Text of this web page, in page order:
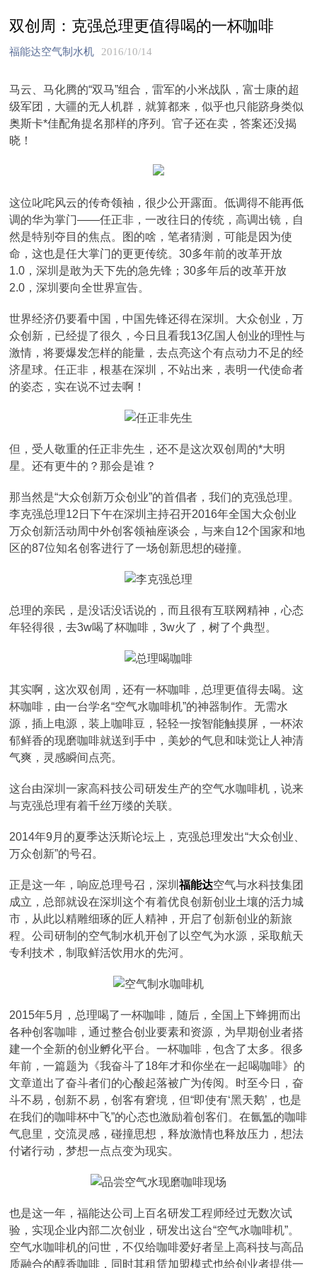
双创周：克强总理更值得喝的一杯咖啡
福能达空气制水机 2016/10/14
马云、马化腾的“双马”组合，雷军的小米战队，富士康的超
级军团，大疆的无人机群，就算都来，似乎也只能跻身类似
奥斯卡*佳配角提名那样的序列。官子还在卖，答案还没揭
晓！
这位叱咤风云的传奇领袖，很少公开露面。低调得不能再低
调的华为掌门——任正非，一改往日的传统，高调出镜，自
然是特别夺目的焦点。图的啥，笔者猜测，可能是因为使
命，这也是任大掌门的更更传统。30多年前的改革开放
1.0，深圳是敢为天下先的急先锋；30多年后的改革开放
2.0，深圳要向全世界宣告。
世界经济仍要看中国，中国先锋还得在深圳。大众创业，万
众创新，已经提了很久，今日且看我13亿国人创业的理性与
激情，将要爆发怎样的能量，去点亮这个有点动力不足的经
济星球。任正非，根基在深圳，不站出来，表明一代使命者
的姿态，实在说不过去啊！
但，受人敬重的任正非先生，还不是这次双创周的*大明
星。还有更牛的？那会是谁？
那当然是“大众创新万众创业”的首倡者，我们的克强总理。
李克强总理12日下午在深圳主持召开2016年全国大众创业
万众创新活动周中外创客领袖座谈会，与来自12个国家和地
区的87位知名创客进行了一场创新思想的碰撞。
总理的亲民，是没话没话说的，而且很有互联网精神，心态
年轻得很，去3w喝了杯咖啡，3w火了，树了个典型。
其实啊，这次双创周，还有一杯咖啡，总理更值得去喝。这
杯咖啡，由一台学名“空气水咖啡机”的神器制作。无需水
源，插上电源，装上咖啡豆，轻轻一按智能触摸屏，一杯浓
郁鲜香的现磨咖啡就送到手中，美妙的气息和味觉让人神清
气爽，灵感瞬间点亮。
这台由深圳一家高科技公司研发生产的空气水咖啡机，说来
与克强总理有着千丝万缕的关联。
2014年9月的夏季达沃斯论坛上，克强总理发出“大众创业、
万众创新”的号召。
正是这一年，响应总理号召，深圳福能达空气与水科技集团
成立，总部就设在深圳这个有着优良创新创业土壤的活力城
市，从此以精雕细琢的匠人精神，开启了创新创业的新旅
程。公司研制的空气制水机开创了以空气为水源，采取航天
专利技术，制取鲜活饮用水的先河。
2015年5月，总理喝了一杯咖啡，随后，全国上下蜂拥而出
各种创客咖啡，通过整合创业要素和资源，为早期创业者搭
建一个全新的创业孵化平台。一杯咖啡，包含了太多。很多
年前，一篇题为《我奋斗了18年才和你坐在一起喝咖啡》的
文章道出了奋斗者们的心酸起落被广为传阅。时至今日，奋
斗不易，创新不易，创客有窘境，但“即使有‘黑天鹅’，也是
在我们的咖啡杯中飞”的心态也激励着创客们。在氤氲的咖啡
气息里，交流灵感，碰撞思想，释放激情也释放压力，想法
付诸行动，梦想一点点变为现实。
也是这一年，福能达公司上百名研发工程师经过无数次试
验，实现企业内部二次创业，研发出这台“空气水咖啡机”。
空气水咖啡机的问世，不仅给咖啡爱好者呈上高科技与高品
质融合的醇香咖啡，同时其租赁加盟模式也给创业者提供一